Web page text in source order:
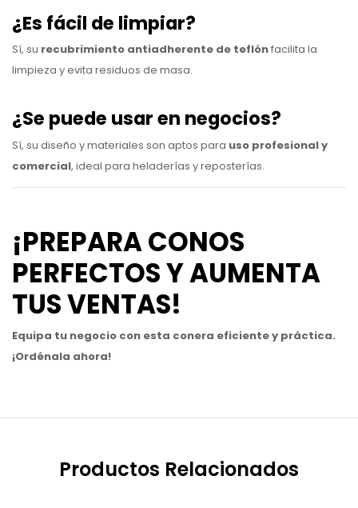
¿Es fácil de limpiar?
Sí, su recubrimiento antiadherente de teflónfacilita la
limpieza y evita residuos de masa.
¿Se puede usar en negocios?
Sí, su diseño y materiales son aptos para uso profesional y
comercial, ideal para heladerías y reposterías.
¡PREPARA CONOS
PERFECTOS Y AUMENTA
TUS VENTAS!
Equipa tu negocio con esta conera eficiente y práctica.
¡Ordénala ahora!
Productos Relacionados